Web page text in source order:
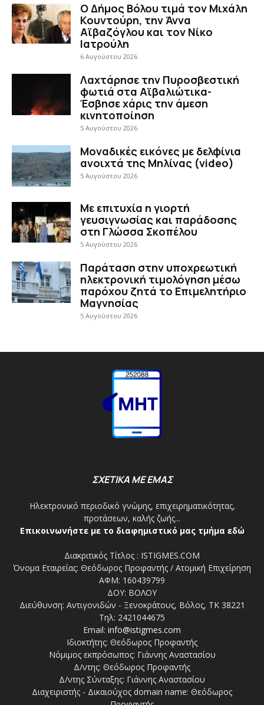
Ο Δήμος Βόλου τιμά τον Μιχάλη
Κουντούρη, την Άννα
Αϊβαζόγλου και τον Νίκο
Ιατρούλη
6 Αυγούστου 2026
Λαχτάρησε την Πυροσβεστική
φωτιά στα Αϊβαλιώτικα-
Έσβησε χάρις την άμεση
κινητοποίηση
5 Αυγούστου 2026
Μοναδικές εικόνες με δελφίνια
ανοιχτά της Μηλίνας (video)
5 Αυγούστου 2026
Με επιτυχία η γιορτή
γευσιγνωσίας και παράδοσης
στη Γλώσσα Σκοπέλου
5 Αυγούστου 2026
Παράταση στην υποχρεωτική
ηλεκτρονική τιμολόγηση μέσω
παρόχου ζητά το Επιμελητήριο
Μαγνησίας
5 Αυγούστου 2026
ΣΧΕΤΙΚΑ ΜΕ ΕΜΑΣ
Ηλεκτρονικό περιοδικό γνώμης, επιχειρηματικότητας,
προτάσεων, καλής ζωής...
Επικοινωνήστε με το διαφημιστικό μας τμήμα εδώ
Διακριτικός Τίτλος : ISTIGMES.COM
Όνομα Εταιρείας: Θεόδωρος Προφαντής / Ατομική Επιχείρηση
ΑΦΜ: 160439799
ΔΟΥ: ΒΟΛΟΥ
Διεύθυνση: Αντιγονιδών - Ξενοκράτους, Βόλος, ΤΚ 38221
Τηλ: 2421044675
Email: info@istigmes.com
Ιδιοκτήτης: Θεόδωρος Προφαντής
Νόμιμος εκπρόσωπος: Γιάννης Αναστασίου
Δ/ντης: Θεόδωρος Προφαντής
Δ/ντης Σύνταξης: Γιάννης Αναστασίου
Διαχειριστής - Δικαιούχος domain name: Θεόδωρος